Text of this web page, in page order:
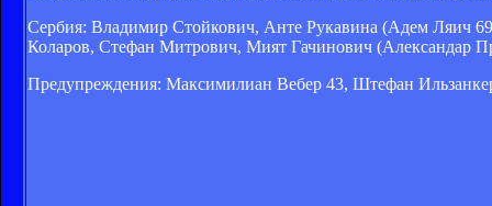
Сербия: Владимир Стойкович, Анте Рукавина (Адем Ляич
Коларов, Стефан Митрович, Мият Гачинович (Александар
Предупреждения: Максимилиан Вебер 43, Штефан